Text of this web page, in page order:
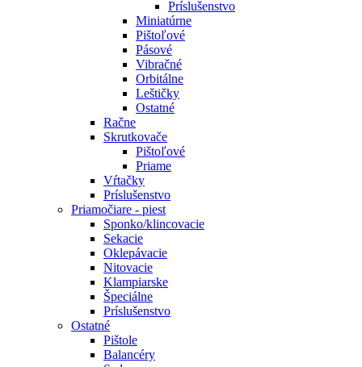
Príslušenstvo
Miniatúrne
Pištoľové
Pásové
Vibračné
Orbitálne
Leštičky
Ostatné
Račne
Skrutkovače
Pištoľové
Priame
Vŕtačky
Príslušenstvo
Priamočiare - piest
Sponko/klincovacie
Sekacie
Oklepávacie
Nitovacie
Klampiarske
Špeciálne
Príslušenstvo
Ostatné
Pištole
Balancéry